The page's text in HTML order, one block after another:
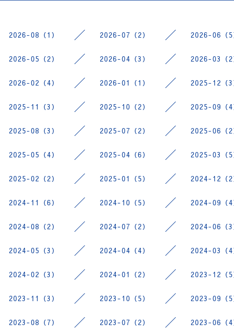
2026-08（1） 2026-07（2） 2026-06（5
2026-05（2） 2026-04（3） 2026-03（2
2026-02（4） 2026-01（1） 2025-12（3
2025-11（3） 2025-10（2） 2025-09（4
2025-08（3） 2025-07（2） 2025-06（2
2025-05（4） 2025-04（6） 2025-03（5
2025-02（2） 2025-01（5） 2024-12（2
2024-11（6） 2024-10（5） 2024-09（4
2024-08（2） 2024-07（2） 2024-06（3
2024-05（3） 2024-04（4） 2024-03（4
2024-02（3） 2024-01（2） 2023-12（5
2023-11（3） 2023-10（5） 2023-09（5
2023-08（7） 2023-07（2） 2023-06（4